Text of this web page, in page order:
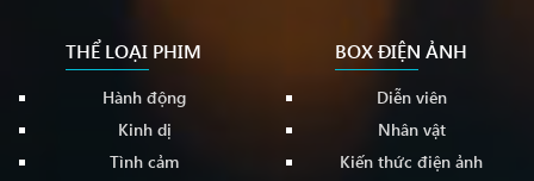
THỂ LOẠI PHIM
Hành động
Kinh dị
Tình cảm
BOX ĐIỆN ẢNH
Diễn viên
Nhân vật
Kiến thức điện ảnh